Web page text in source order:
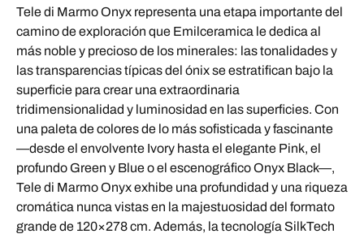
Tele di Marmo Onyx representa una etapa importante del
camino de exploración que Emilceramica le dedica al
más noble y precioso de los minerales: las tonalidades y
las transparencias típicas del ónix se estratifican bajo la
superficie para crear una extraordinaria
tridimensionalidad y luminosidad en las superficies. Con
una paleta de colores de lo más sofisticada y fascinante
—desde el envolvente Ivory hasta el elegante Pink, el
profundo Green y Blue o el escenográfico Onyx Black—,
Tele di Marmo Onyx exhibe una profundidad y una riqueza
cromática nunca vistas en la majestuosidad del formato
grande de 120×278 cm. Además, la tecnología SilkTech